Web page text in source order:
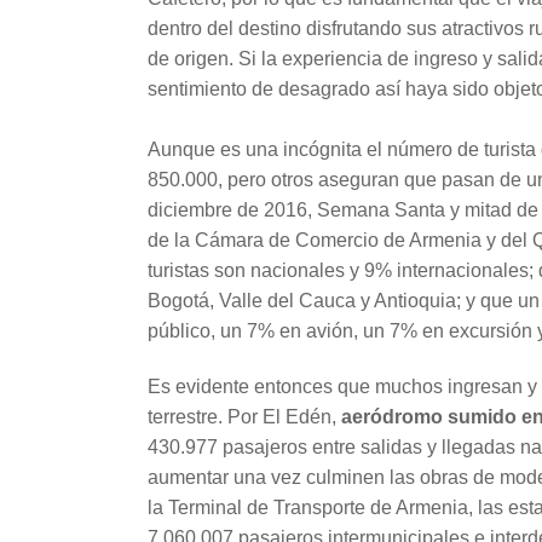
dentro del destino disfrutando sus atractivos
de origen. Si la experiencia de ingreso y
sentimiento de desagrado así haya sido
Aunque es una incógnita el número de
850.000, pero otros aseguran que pasan de
diciembre de 2016, Semana Santa y mitad
de la Cámara de Comercio de Armenia y del
turistas son nacionales y 9%
Bogotá, Valle del Cauca y Antioquia; y que
público, un 7% en avión, un 7% en
Es evidente entonces que muchos ingresan
terrestre. Por El Edén, aeródromo sumido
430.977 pasajeros entre salidas y llegadas
aumentar una vez culminen las obras de
la Terminal de Transporte de Armenia, las
7.060.007 pasajeros intermunicipales e